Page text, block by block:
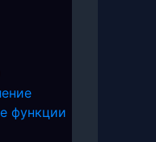
функции